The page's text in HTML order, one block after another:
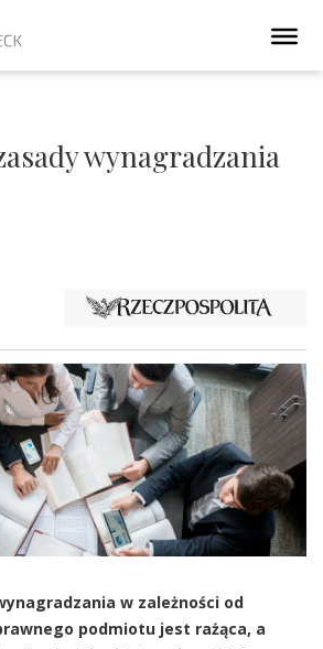
wynagradzania
w zależności od
podmiotu jest rażąca, a